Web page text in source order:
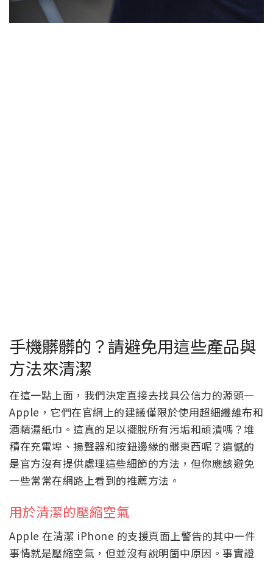
手機髒髒的？請避免用這些產品與
方法來清潔
在這一點上面，我們決定直接去找具公信力的源頭—
Apple，它們在官網上的建議僅限於使用超細纖維布和
酒精濕紙巾。這真的足以擺脫所有污垢和頑漬嗎？堆
積在充電埠、揚聲器和按鈕邊緣的髒東西呢？遺憾的
是官方沒有提供處理這些細節的方法，但你應該避免
一些常常在網路上看到的推薦方法。
用於清潔的壓縮空氣
Apple 在清潔 iPhone 的支援頁面上警告的其中一件
事情就是壓縮空氣，但並沒有說明箇中原因。事實證